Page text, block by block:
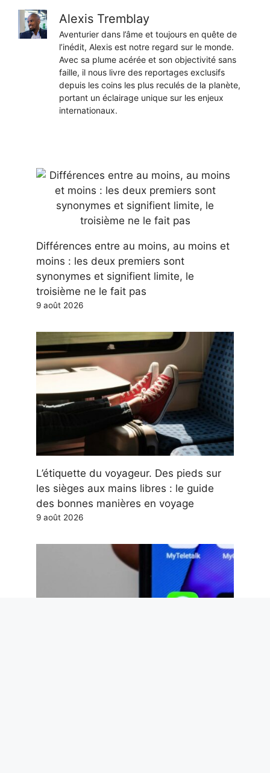
Alexis Tremblay
Aventurier dans l’âme et toujours en quête de
l’inédit, Alexis est notre regard sur le monde.
Avec sa plume acérée et son objectivité sans
faille, il nous livre des reportages exclusifs
depuis les coins les plus reculés de la planète,
portant un éclairage unique sur les enjeux
internationaux.
Différences entre au moins, au moins et
moins : les deux premiers sont
synonymes et signifient limite, le
troisième ne le fait pas
9 août 2026
L’étiquette du voyageur. Des pieds sur
les sièges aux mains libres : le guide
des bonnes manières en voyage
9 août 2026